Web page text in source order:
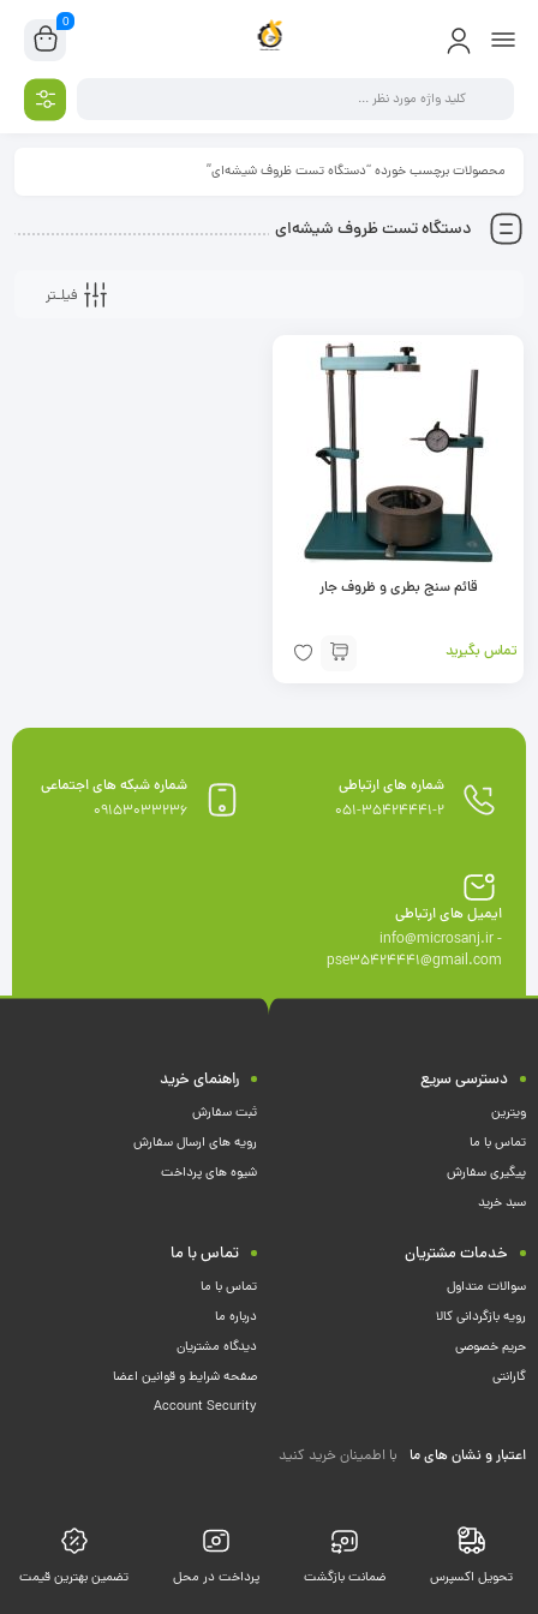
0
محصولات برچسب خورده “دستگاه تست ظروف شیشه‌ای”
دستگاه تست ظروف شیشه‌ای
فیلـتر
قائم سنج بطری و ظروف جار
تماس بگیرید
شماره های ارتباطی
051-35424441-2
شماره شبکه های اجتماعی
09153033236
ایمیل های ارتباطی
info@microsanj.ir -
pse35424441@gmail.com
دسترسی سریع
ویترین
تماس با ما
پیگیری سفارش
سبد خرید
راهنمای خرید
ثبت سفارش
رویه های ارسال سفارش
شیوه های پرداخت
خدمات مشتریان
سوالات متداول
رویه بازگردانی کالا
حریم خصوصی
گارانتی
تماس با ما
تماس با ما
درباره ما
دیدگاه مشتریان
صفحه شرایط و قوانین اعضا
Account Security
اعتبار و نشان های ما با اطمینان خرید کنید
تحویل اکسپرس ضمانت بازگشت پرداخت در محل تضمین بهترین قیمت